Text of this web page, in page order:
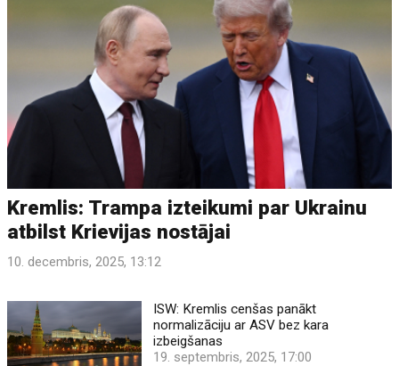
Kremlis: Trampa izteikumi par Ukrainu
atbilst Krievijas nostājai
10. decembris, 2025, 13:12
ISW: Kremlis cenšas panākt
normalizāciju ar ASV bez kara
izbeigšanas
19. septembris, 2025, 17:00